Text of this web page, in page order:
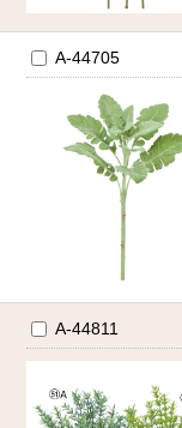
A-44705
A-44811